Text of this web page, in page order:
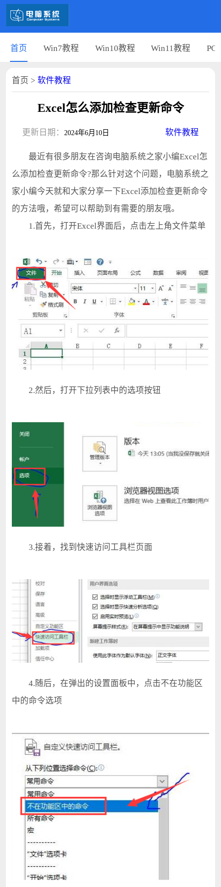
首页 Win7教程 Win10教程 Win11教程 PC
首页 > 软件教程
Excel怎么添加检查更新命令
更新日期： 2024年6月10日 软件教程
最近有很多朋友在咨询电脑系统之家小编Excel怎
么添加检查更新命令?那么针对这个问题，电脑系统之
家小编今天就和大家分享一下Excel添加检查更新命令
的方法哦，希望可以帮助到有需要的朋友哦。
1.首先，打开Excel界面后，点击左上角文件菜单
2.然后，打开下拉列表中的选项按钮
3.接着，找到快速访问工具栏页面
4.随后，在弹出的设置面板中，点击不在功能区
中的命令选项